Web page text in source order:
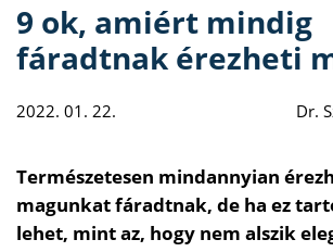
9 ok, amiért mindig
fáradtnak érezheti
2022. 01. 22. Dr.
Természetesen mindannyian
magunkat fáradtnak, de ha ez
lehet, mint az, hogy nem alszik